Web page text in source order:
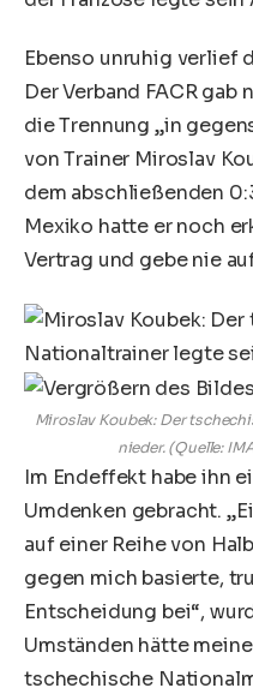
Ebenso unruhig verlief
Der Verband FACR
die Trennung „in
von Trainer Miroslav
dem abschließenden
Mexiko hatte er noch
Vertrag und gebe nie
Miroslav Koubek: Der
nieder. (Quelle:
Im Endeffekt habe ihn
Umdenken gebracht.
auf einer Reihe von
gegen mich basierte,
Entscheidung bei“,
Umständen hätte
tschechische